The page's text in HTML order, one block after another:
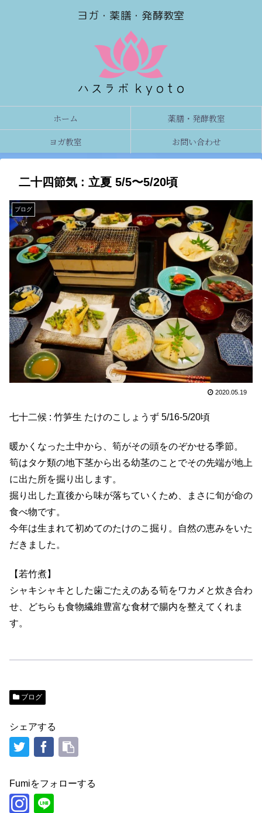
ヨガ・薬膳・発酵教室
ホーム
薬膳・発酵教室
ヨガ教室
お問い合わせ
二十四節気 : 立夏 5/5〜5/20頃
ブログ
2020.05.19
七十二候 : 竹笋生 たけのこしょうず 5/16-5/20頃
暖かくなった土中から、筍がその頭をのぞかせる季節。
筍はタケ類の地下茎から出る幼茎のことでその先端が地上
に出た所を掘り出します。
掘り出した直後から味が落ちていくため、まさに旬が命の
食べ物です。
今年は生まれて初めてのたけのこ掘り。自然の恵みをいた
だきました。
【若竹煮】
シャキシャキとした歯ごたえのある筍をワカメと炊き合わ
せ、どちらも食物繊維豊富な食材で腸内を整えてくれま
す。
ブログ
シェアする
Fumiをフォローする